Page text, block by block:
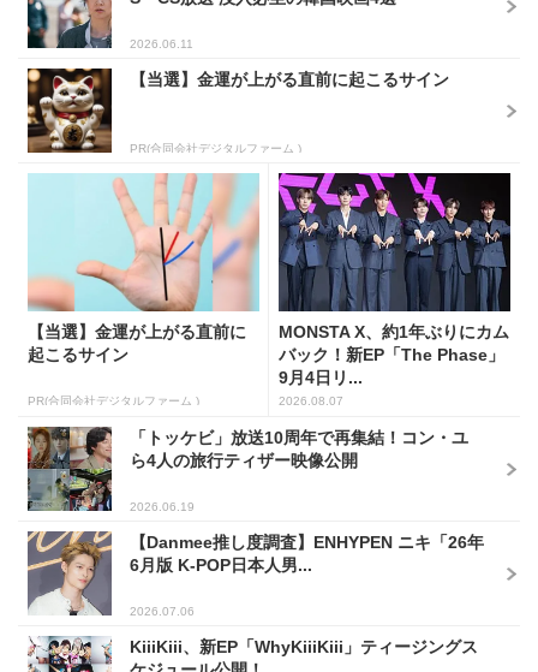
2026.06.11
【当選】金運が上がる直前に起こるサイン
PR(合同会社デジタルファーム )
【当選】金運が上がる直前に
起こるサイン
PR(合同会社デジタルファーム )
MONSTA X、約1年ぶりにカム
バック！新EP「The Phase」
9月4日リ...
2026.08.07
「トッケビ」放送10周年で再集結！コン・ユ
ら4人の旅行ティザー映像公開
2026.06.19
【Danmee推し度調査】ENHYPEN ニキ「26年
6月版 K-POP日本人男...
2026.07.06
KiiiKiii、新EP「WhyKiiiKiii」ティージングス